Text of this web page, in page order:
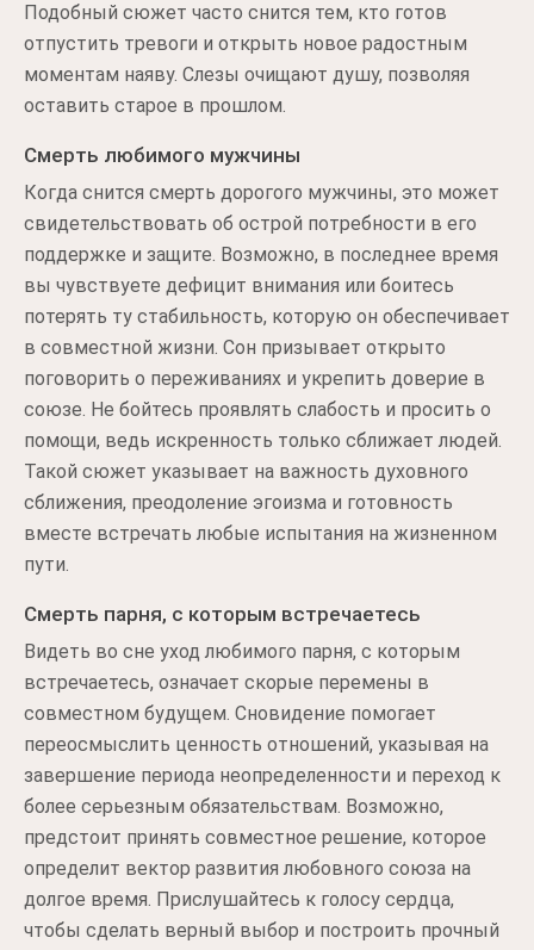
Подобный сюжет часто снится тем, кто готов
отпустить тревоги и открыть новое радостным
моментам наяву. Слезы очищают душу, позволяя
оставить старое в прошлом.
Смерть любимого мужчины
Когда снится смерть дорогого мужчины, это может
свидетельствовать об острой потребности в его
поддержке и защите. Возможно, в последнее время
вы чувствуете дефицит внимания или боитесь
потерять ту стабильность, которую он обеспечивает
в совместной жизни. Сон призывает открыто
поговорить о переживаниях и укрепить доверие в
союзе. Не бойтесь проявлять слабость и просить о
помощи, ведь искренность только сближает людей.
Такой сюжет указывает на важность духовного
сближения, преодоление эгоизма и готовность
вместе встречать любые испытания на жизненном
пути.
Смерть парня, с которым встречаетесь
Видеть во сне уход любимого парня, с которым
встречаетесь, означает скорые перемены в
совместном будущем. Сновидение помогает
переосмыслить ценность отношений, указывая на
завершение периода неопределенности и переход к
более серьезным обязательствам. Возможно,
предстоит принять совместное решение, которое
определит вектор развития любовного союза на
долгое время. Прислушайтесь к голосу сердца,
чтобы сделать верный выбор и построить прочный